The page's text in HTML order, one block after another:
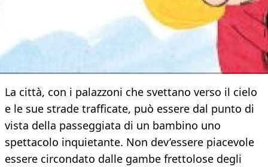
La città, con i palazzoni che svettano verso il cielo
e le sue strade trafficate, può essere dal punto di
vista della passeggiata di un bambino uno
spettacolo inquietante. Non dev’essere piacevole
essere circondato dalle gambe frettolose degli